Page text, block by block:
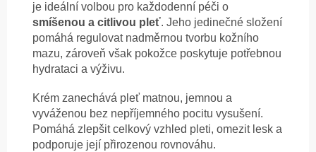
je ideální volbou pro každodenní péči o
smíšenou a citlivou pleť. Jeho jedinečné složení
pomáhá regulovat nadměrnou tvorbu kožního
mazu, zároveň však pokožce poskytuje potřebnou
hydrataci a výživu.
Krém zanechává pleť matnou, jemnou a
vyváženou bez nepříjemného pocitu vysušení.
Pomáhá zlepšit celkový vzhled pleti, omezit lesk a
podporuje její přirozenou rovnováhu.